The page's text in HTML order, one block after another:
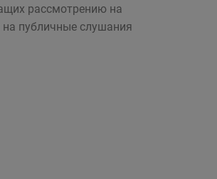
рассмотрению на
публичные слушания